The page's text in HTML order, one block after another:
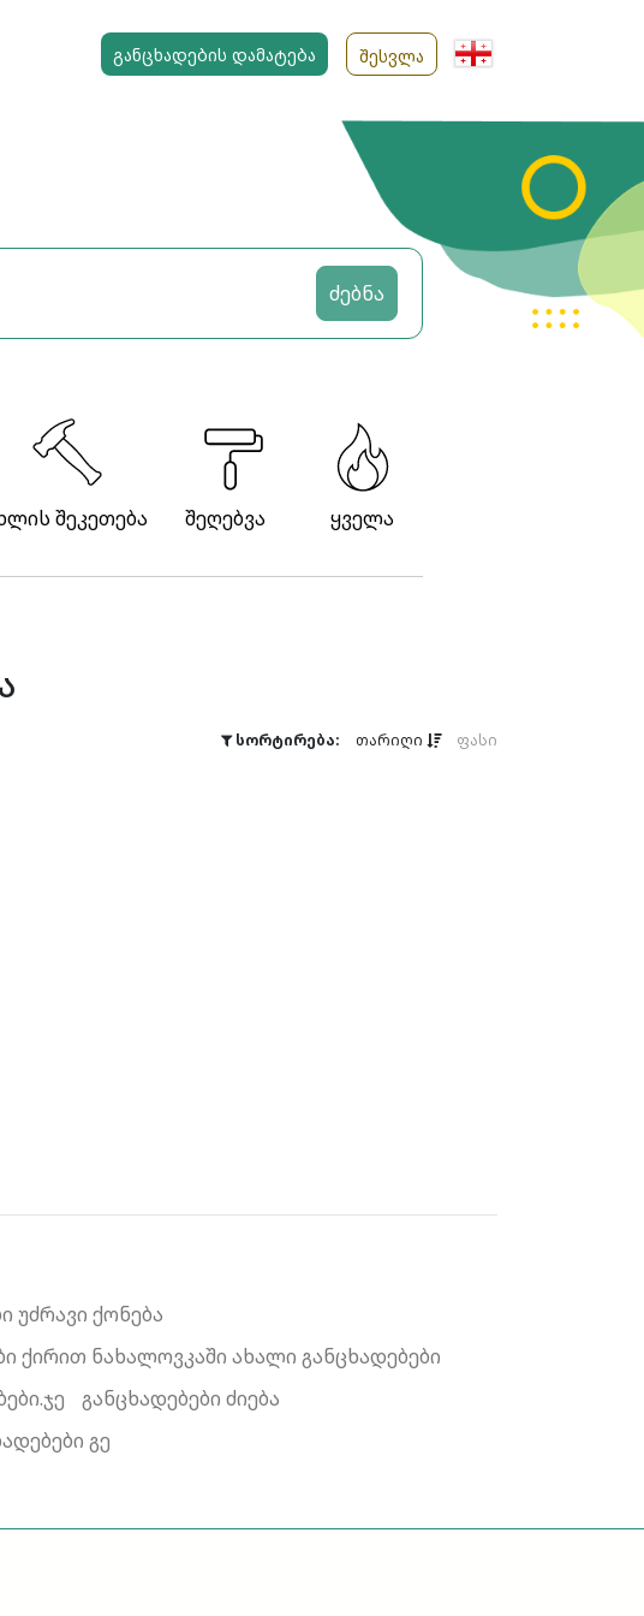
ᲒᲐᲜᲪᲮᲐᲓᲔᲑᲘᲡ ᲓᲐᲛᲐᲢᲔᲑᲐ ᲨᲔᲡᲕᲚᲐ
ძებნა
შეკეთება შეღებვა ყველა
სორტირება: თარიღი ფასი
უძრავი ქონება
ქირით ნახალოვკაში ახალი განცხადებები
განცხადებები ძიება
გე